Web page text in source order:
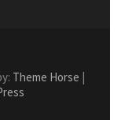
Theme Horse